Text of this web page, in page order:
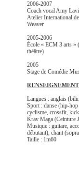
2006-2007
Coach vocal Amy
Atelier International
Weaver
2005-2006
École « ECM 3 arts »
théâtre)
2005
Stage de Comédie
Langues : anglais
Sport : danse (hip-
cyclisme, crossfit,
Krav Maga (Ceinture
Musique : guitare,
débutant), chant
Taille : 1m60